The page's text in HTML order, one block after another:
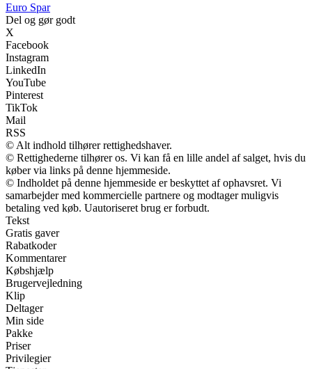
Euro Spar
Del og gør godt
X
Facebook
Instagram
LinkedIn
YouTube
Pinterest
TikTok
Mail
RSS
© Alt indhold tilhører rettighedshaver.
© Rettighederne tilhører os. Vi kan få en lille andel af salget, hvis du
køber via links på denne hjemmeside.
© Indholdet på denne hjemmeside er beskyttet af ophavsret. Vi
samarbejder med kommercielle partnere og modtager muligvis
betaling ved køb. Uautoriseret brug er forbudt.
Tekst
Gratis gaver
Rabatkoder
Kommentarer
Købshjælp
Brugervejledning
Klip
Deltager
Min side
Pakke
Priser
Privilegier